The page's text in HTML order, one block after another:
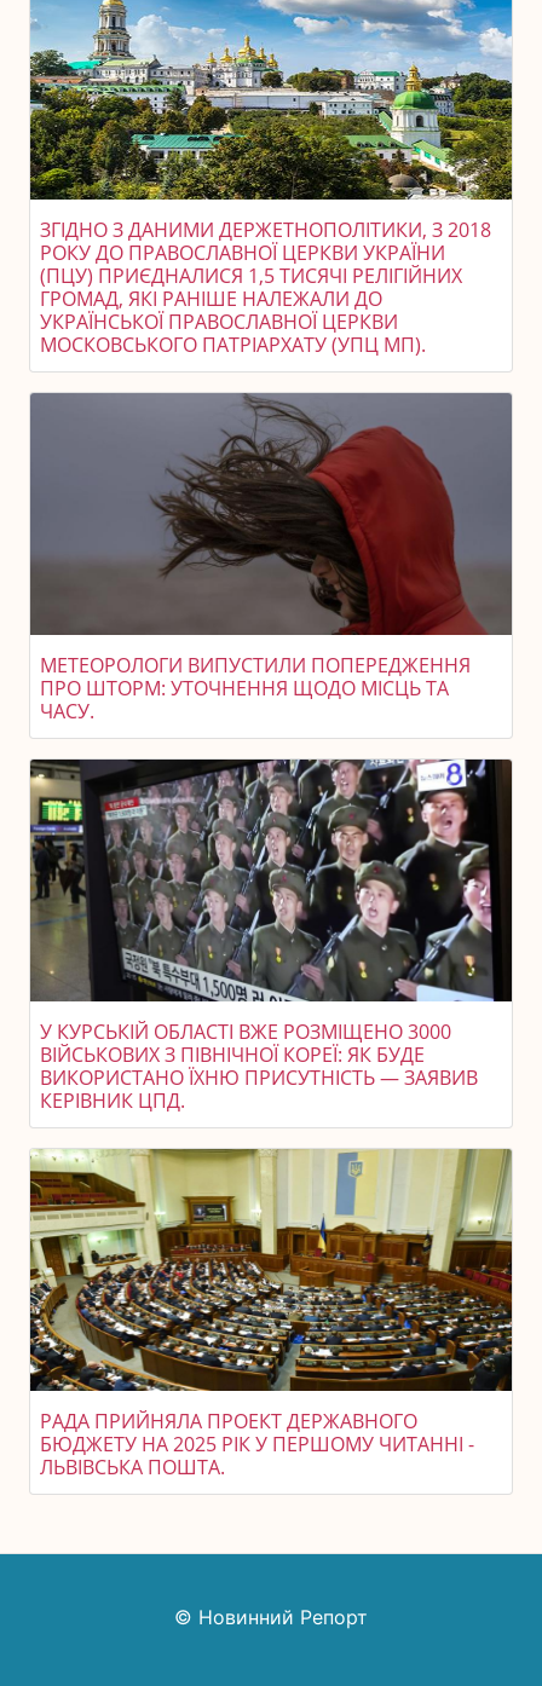
ЗГІДНО З ДАНИМИ ДЕРЖЕТНОПОЛІТИКИ, З 2018
РОКУ ДО ПРАВОСЛАВНОЇ ЦЕРКВИ УКРАЇНИ
(ПЦУ) ПРИЄДНАЛИСЯ 1,5 ТИСЯЧІ РЕЛІГІЙНИХ
ГРОМАД, ЯКІ РАНІШЕ НАЛЕЖАЛИ ДО
УКРАЇНСЬКОЇ ПРАВОСЛАВНОЇ ЦЕРКВИ
МОСКОВСЬКОГО ПАТРІАРХАТУ (УПЦ МП).
МЕТЕОРОЛОГИ ВИПУСТИЛИ ПОПЕРЕДЖЕННЯ
ПРО ШТОРМ: УТОЧНЕННЯ ЩОДО МІСЦЬ ТА
ЧАСУ.
У КУРСЬКІЙ ОБЛАСТІ ВЖЕ РОЗМІЩЕНО 3000
ВІЙСЬКОВИХ З ПІВНІЧНОЇ КОРЕЇ: ЯК БУДЕ
ВИКОРИСТАНО ЇХНЮ ПРИСУТНІСТЬ — ЗАЯВИВ
КЕРІВНИК ЦПД.
РАДА ПРИЙНЯЛА ПРОЕКТ ДЕРЖАВНОГО
БЮДЖЕТУ НА 2025 РІК У ПЕРШОМУ ЧИТАННІ -
ЛЬВІВСЬКА ПОШТА.
© Новинний Репорт